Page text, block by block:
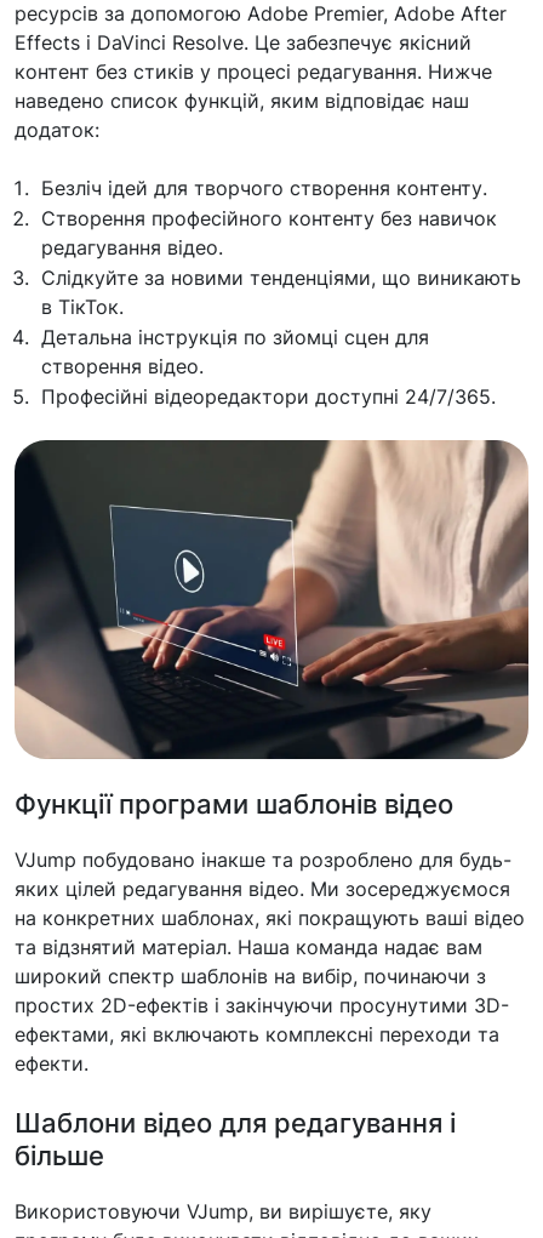
ресурсів за допомогою Adobe Premier, Adobe After
Effects і DaVinci Resolve. Це забезпечує якісний
контент без стиків у процесі редагування. Нижче
наведено список функцій, яким відповідає наш
додаток:
Безліч ідей для творчого створення контенту.
Створення професійного контенту без навичок
редагування відео.
Слідкуйте за новими тенденціями, що виникають
в ТікТок.
Детальна інструкція по зйомці сцен для
створення відео.
Професійні відеоредактори доступні 24/7/365.
Функції програми шаблонів відео
VJump побудовано інакше та розроблено для будь-
яких цілей редагування відео. Ми зосереджуємося
на конкретних шаблонах, які покращують ваші відео
та відзнятий матеріал. Наша команда надає вам
широкий спектр шаблонів на вибір, починаючи з
простих 2D-ефектів і закінчуючи просунутими 3D-
ефектами, які включають комплексні переходи та
ефекти.
Шаблони відео для редагування і
більше
Використовуючи VJump, ви вирішуєте, яку